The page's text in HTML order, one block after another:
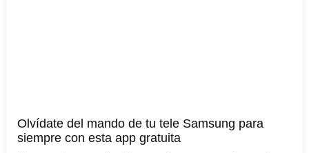
Olvídate del mando de tu tele Samsung para
siempre con esta app gratuita